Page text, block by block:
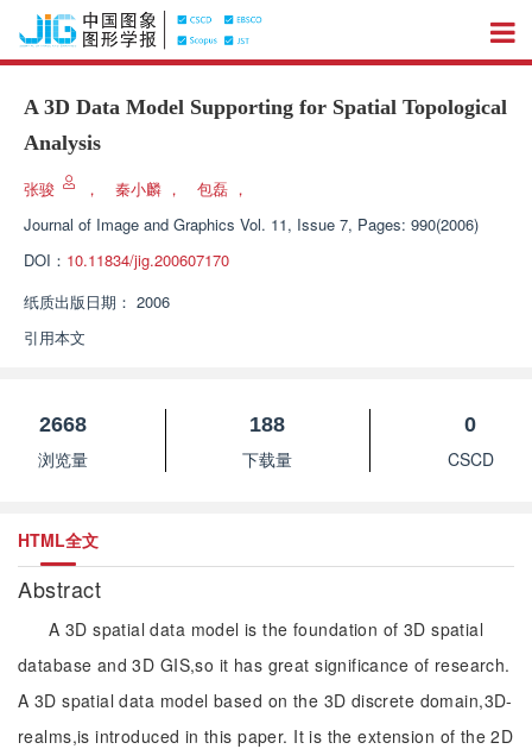
A 3D Data Model Supporting for Spatial Topological
Analysis
张骏 ， 秦小麟 ， 包磊 ，
Journal of Image and Graphics Vol. 11, Issue 7, Pages: 990(2006)
DOI： 10.11834/jig.200607170
纸质出版日期： 2006
引用本文
2668
浏览量
188
下载量
0
CSCD
HTML全文
Abstract
A 3D spatial data model is the foundation of 3D spatial
database and 3D GIS,so it has great significance of research.
A 3D spatial data model based on the 3D discrete domain,3D-
realms,is introduced in this paper. It is the extension of the 2D